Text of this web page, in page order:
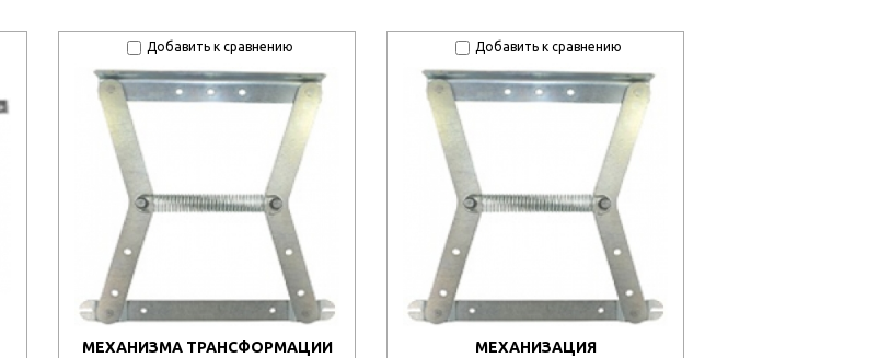
Добавить к сравнению
МЕХАНИЗМА ТРАНСФОРМАЦИИ
Добавить к сравнению
МЕХАНИЗАЦИЯ